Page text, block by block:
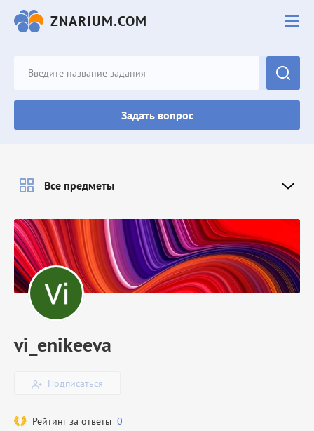
ZNARIUM.COM
Задать вопрос
vi_enikeeva
Подписаться
Рейтинг за ответы 0
Все предметы